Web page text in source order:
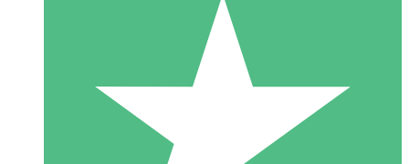
Packs de Crédits Individuels
Payez à l'utilisation avec des crédits de téléchargement. Sans
1 Téléchargement